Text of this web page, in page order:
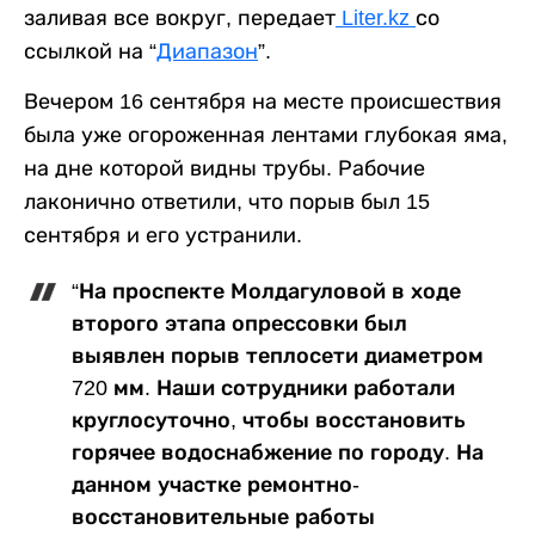
заливая все вокруг, передает Liter.kz со
ссылкой на “Диапазон”.
Вечером 16 сентября на месте происшествия
была уже огороженная лентами глубокая яма,
на дне которой видны трубы. Рабочие
лаконично ответили, что порыв был 15
сентября и его устранили.
“На проспекте Молдагуловой в ходе
второго этапа опрессовки был
выявлен порыв теплосети диаметром
720 мм. Наши сотрудники работали
круглосуточно, чтобы восстановить
горячее водоснабжение по городу. На
данном участке ремонтно-
восстановительные работы